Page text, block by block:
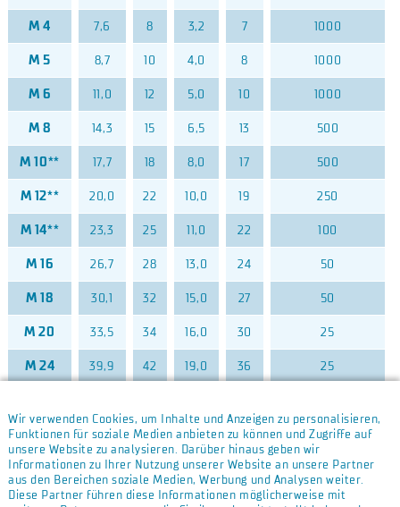
M 4 7,6 8 3,2 7 1000
M 5 8,7 10 4,0 8 1000
M 6 11,0 12 5,0 10 1000
M 8 14,3 15 6,5 13 500
M 10** 17,7 18 8,0 17 500
M 12** 20,0 22 10,0 19 250
M 14** 23,3 25 11,0 22 100
M 16 26,7 28 13,0 24 50
M 18 30,1 32 15,0 27 50
M 20 33,5 34 16,0 30 25
M 24 39,9 42 19,0 36 25
* M 3 ist in der DIN 1587 nicht enthalten
** Die Gewinde M 10, M 12 und M 14 liefern wir mit den
handelsüblichen Schlüsselweiten.
(Lt. Norm gelten für M 10 SW=16, M 12 SW=18 und M 14 SW=21)
Wir verwenden Cookies, um Inhalte und Anzeigen zu personalisieren,
Funktionen für soziale Medien anbieten zu können und Zugriffe auf
unsere Website zu analysieren. Darüber hinaus geben wir
Informationen zu Ihrer Nutzung unserer Website an unsere Partner
aus den Bereichen soziale Medien, Werbung und Analysen weiter.
Diese Partner führen diese Informationen möglicherweise mit